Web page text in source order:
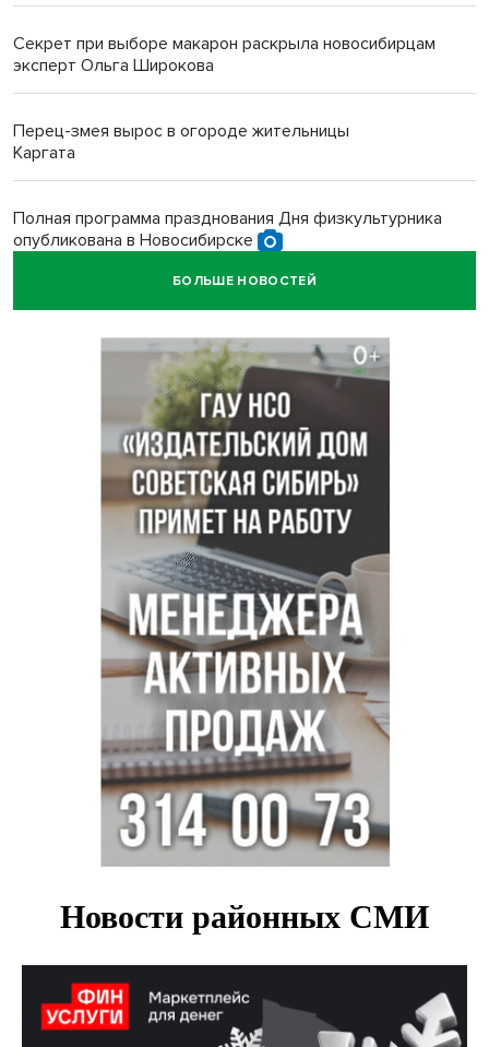
Секрет при выборе макарон раскрыла новосибирцам
эксперт Ольга Широкова
Перец-змея вырос в огороде жительницы
Каргата
Полная программа празднования Дня физкультурника
опубликована в Новосибирске
БОЛЬШЕ НОВОСТЕЙ